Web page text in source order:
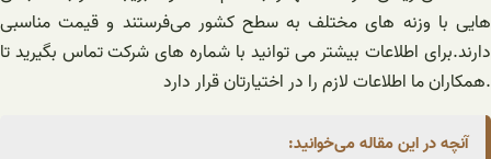
هایی با وزنه های مختلف به سطح کشور می‌فرستند و قیمت مناسبی
دارند.برای اطلاعات بیشتر می توانید با شماره های شرکت تماس بگیرید تا
.همکاران ما اطلاعات لازم را در اختیارتان قرار دارد
آنچه در این مقاله می‌خوانید: